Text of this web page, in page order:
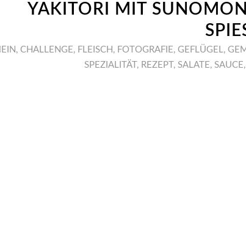
YAKITORI MIT
, CHALLENGE , FLEISCH , FOTOGRAFIE , GEFLÜGEL,
SPEZIALITÄT , REZEPT , SALATE , SAUCE ,